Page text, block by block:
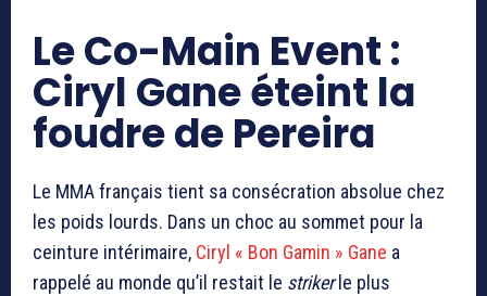
Le Co-Main Event :
Ciryl Gane éteint la
foudre de Pereira
Le MMA français tient sa consécration absolue chez
les poids lourds. Dans un choc au sommet pour la
ceinture intérimaire, Ciryl « Bon Gamin » Gane a
rappelé au monde qu’il restait le strikerle plus